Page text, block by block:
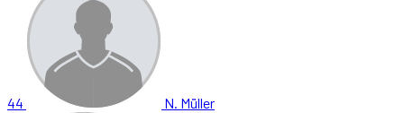
44 N. Müller